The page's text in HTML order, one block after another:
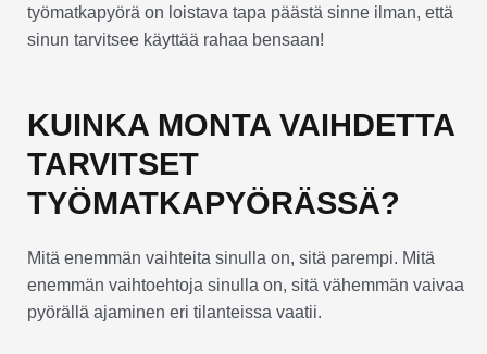
työmatkapyörä on loistava tapa päästä sinne ilman, että
sinun tarvitsee käyttää rahaa bensaan!
KUINKA MONTA VAIHDETTA
TARVITSET
TYÖMATKAPYÖRÄSSÄ?
Mitä enemmän vaihteita sinulla on, sitä parempi. Mitä
enemmän vaihtoehtoja sinulla on, sitä vähemmän vaivaa
pyörällä ajaminen eri tilanteissa vaatii.